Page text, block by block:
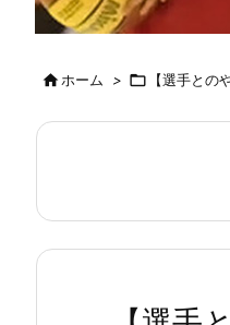
ホーム >  【選手との